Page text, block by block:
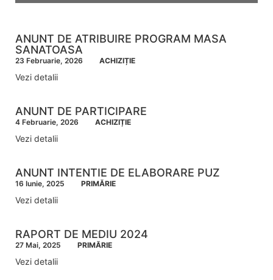
ANUNT DE ATRIBUIRE PROGRAM MASA
SANATOASA
23 Februarie, 2026 ACHIZIȚIE
Vezi detalii
ANUNT DE PARTICIPARE
4 Februarie, 2026 ACHIZIȚIE
Vezi detalii
ANUNT INTENTIE DE ELABORARE PUZ
16 Iunie, 2025 PRIMĂRIE
Vezi detalii
RAPORT DE MEDIU 2024
27 Mai, 2025 PRIMĂRIE
Vezi detalii